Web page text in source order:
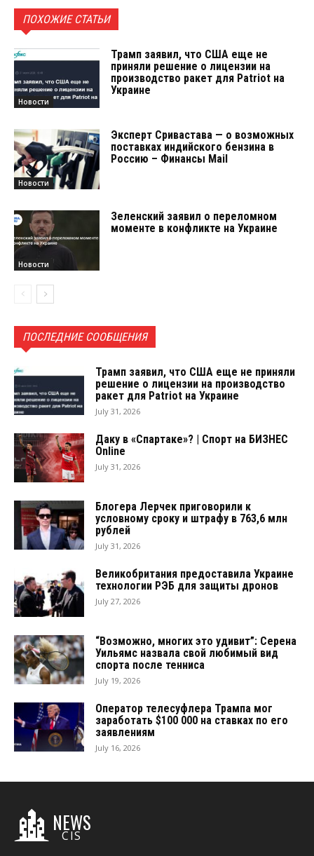
ПОХОЖИЕ СТАТЬИ
Новости
Трамп заявил, что США еще не
приняли решение о лицензии на
производство ракет для Patriot на
Украине
Новости
Эксперт Сривастава — о возможных
поставках индийского бензина в
Россию – Финансы Mail
Новости
Зеленский заявил о переломном
моменте в конфликте на Украине
ПОСЛЕДНИЕ СООБЩЕНИЯ
Трамп заявил, что США еще не приняли
решение о лицензии на производство
ракет для Patriot на Украине
July 31, 2026
Даку в «Спартаке»? | Спорт на БИЗНЕС
Online
July 31, 2026
Блогера Лерчек приговорили к
условному сроку и штрафу в 763,6 млн
рублей
July 31, 2026
Великобритания предоставила Украине
технологии РЭБ для защиты дронов
July 27, 2026
“Возможно, многих это удивит”: Серена
Уильямс назвала свой любимый вид
спорта после тенниса
July 19, 2026
Оператор телесуфлера Трампа мог
заработать $100 000 на ставках по его
заявлениям
July 16, 2026
NEWS
CIS